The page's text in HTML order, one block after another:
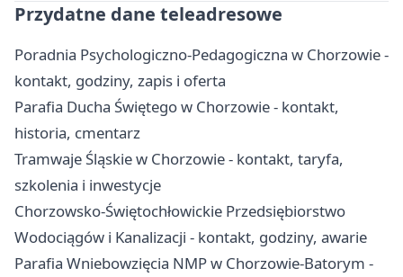
Przydatne dane teleadresowe
Poradnia Psychologiczno-Pedagogiczna w Chorzowie -
kontakt, godziny, zapis i oferta
Parafia Ducha Świętego w Chorzowie - kontakt,
historia, cmentarz
Tramwaje Śląskie w Chorzowie - kontakt, taryfa,
szkolenia i inwestycje
Chorzowsko-Świętochłowickie Przedsiębiorstwo
Wodociągów i Kanalizacji - kontakt, godziny, awarie
Parafia Wniebowzięcia NMP w Chorzowie-Batorym -